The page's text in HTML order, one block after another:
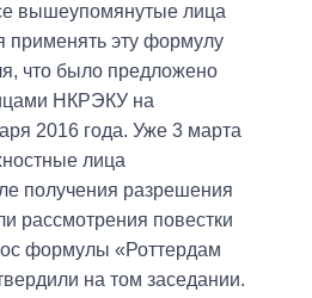
вышеупомянутые лица
применять эту формулу
что было предложено
НКРЭКУ на
2016 года. Уже 3 марта
лица
получения разрешения
рассмотрения повестки
формулы «Роттердам
на том заседании.